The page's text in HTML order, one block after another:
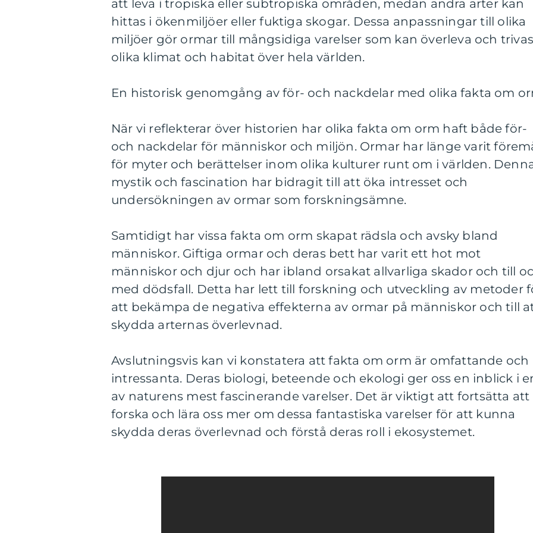
att leva i tropiska eller subtropiska områden, medan andra arter kan
hittas i ökenmiljöer eller fuktiga skogar. Dessa anpassningar till olika
miljöer gör ormar till mångsidiga varelser som kan överleva och
olika klimat och habitat över hela världen.
En historisk genomgång av för- och nackdelar med olika fakta om
När vi reflekterar över historien har olika fakta om orm haft både för-
och nackdelar för människor och miljön. Ormar har länge varit
för myter och berättelser inom olika kulturer runt om i världen.
mystik och fascination har bidragit till att öka intresset och
undersökningen av ormar som forskningsämne.
Samtidigt har vissa fakta om orm skapat rädsla och avsky bland
människor. Giftiga ormar och deras bett har varit ett hot mot
människor och djur och har ibland orsakat allvarliga skador och till
med dödsfall. Detta har lett till forskning och utveckling av metoder
att bekämpa de negativa effekterna av ormar på människor och till
skydda arternas överlevnad.
Avslutningsvis kan vi konstatera att fakta om orm är omfattande och
intressanta. Deras biologi, beteende och ekologi ger oss en inblick i
av naturens mest fascinerande varelser. Det är viktigt att fortsätta att
forska och lära oss mer om dessa fantastiska varelser för att kunna
skydda deras överlevnad och förstå deras roll i ekosystemet.